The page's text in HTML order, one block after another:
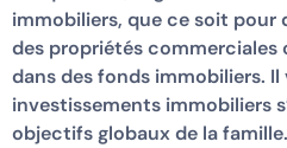
immobiliers, que ce soit pour
des propriétés commerciales
dans des fonds immobiliers. Il
investissements immobiliers
objectifs globaux de la famille.